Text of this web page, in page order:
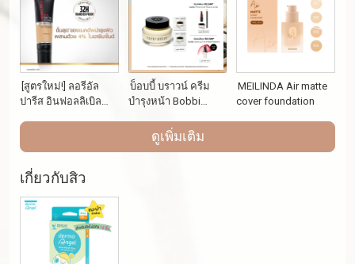
30ML
￼[สูตรใหม่!] ลอรีอัล
ปารีส อินฟอลลิเบิล
บ็อบบี้ บราวน์ ครีม
บำรุงหน้า Bobbi
Enriched Face Base -
Moisturizer and
MEILINDA Air matte
cover foundation
ดูเพิ่มเติม
เกี่ยวกับสิว